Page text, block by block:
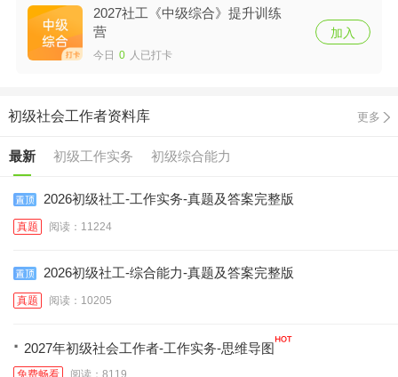
2027社工《中级综合》提升训练
营
今日 0 人已打卡
加入
初级社会工作者资料库 更多
最新 初级工作实务 初级综合能力
2026初级社工-工作实务-真题及答案完整版
真题 阅读：11224
2026初级社工-综合能力-真题及答案完整版
真题 阅读：10205
· 2027年初级社会工作者-工作实务-思维导图
免费畅看